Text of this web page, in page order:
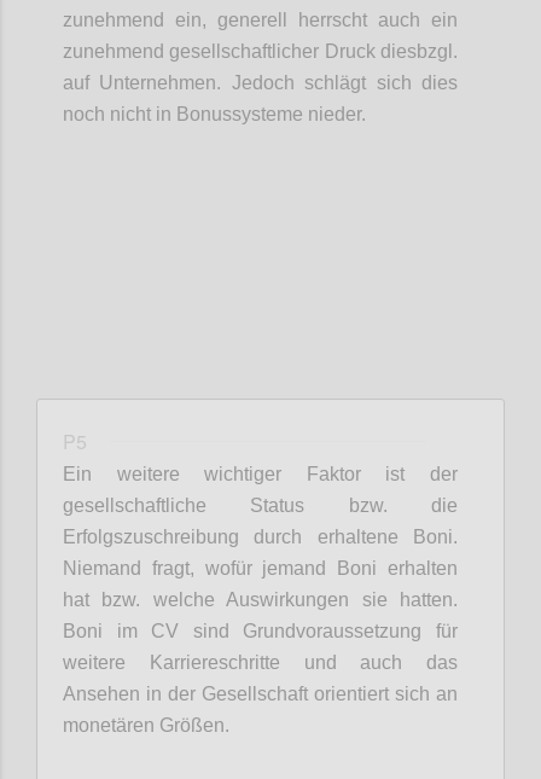
zunehmend ein, generell herrscht auch ein
zunehmend gesellschaftlicher Druck diesbzgl.
auf Unternehmen. Jedoch schlägt sich dies
noch nicht in Bonussysteme nieder.
P5
Ein weitere wichtiger Faktor ist der
gesellschaftliche Status bzw. die
Erfolgszuschreibung durch erhaltene Boni.
Niemand fragt, wofür jemand Boni erhalten
hat bzw. welche Auswirkungen sie hatten.
Boni im CV sind Grundvoraussetzung für
weitere Karriereschritte und auch das
Ansehen in der Gesellschaft orientiert sich an
monetären Größen.